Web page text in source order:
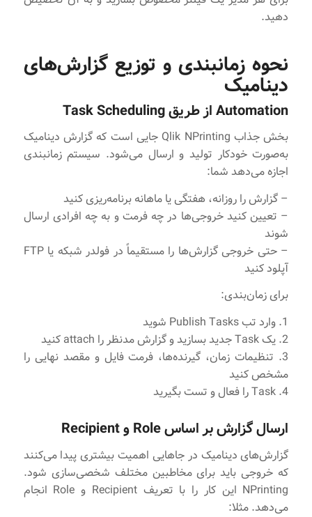
دهید.
نحوه زمانبندی و توزیع گزارش‌های
دینامیک
Automation از طریق Task Scheduling
بخش جذاب Qlik NPrinting جایی است که گزارش دینامیک
به‌صورت خودکار تولید و ارسال می‌شود. سیستم زمانبندی
اجازه می‌دهد شما:
– گزارش را روزانه، هفتگی یا ماهانه برنامه‌ریزی کنید
– تعیین کنید خروجی‌ها در چه فرمت و به چه افرادی ارسال
شوند
– حتی خروجی گزارش‌ها را مستقیماً در فولدر شبکه یا FTP
آپلود کنید
برای زمان‌بندی:
1. وارد تب Publish Tasks شوید
2. یک Task جدید بسازید و گزارش مدنظر را attach کنید
3. تنظیمات زمان، گیرنده‌ها، فرمت فایل و مقصد نهایی را
مشخص کنید
4. Task را فعال و تست بگیرید
ارسال گزارش بر اساس Role و Recipient
گزارش‌های دینامیک در جاهایی اهمیت بیشتری پیدا می‌کنند
که خروجی باید برای مخاطبین مختلف شخصی‌سازی شود.
NPrinting این کار را با تعریف Recipient و Role انجام
می‌دهد. مثلا: